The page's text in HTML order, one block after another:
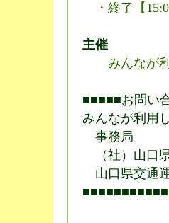
・終了【
主催
みんなが利
■■■■■お問い
みんなが利用
事務局
（社）山口
山口県交通